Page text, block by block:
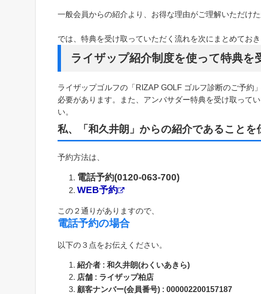
一般会員からの紹介より、お得な理由がご理解いただけた
では、特典を受け取っていただく流れを次にまとめておき
ライザップ紹介制度を使って特典を
ライザップゴルフの「RIZAP GOLF ゴルフ診断のご予約
必要があります。また、アンバサダー特典を受け取って
い。
私、「和久井朗」からの紹介であることを
予約方法は、
電話予約(0120-063-700)
WEB予約
この２通りがありますので、
電話予約の場合
以下の３点をお伝えください。
紹介者 : 和久井朗(わくいあきら)
店舗 : ライザップ柏店
顧客ナンバー(会員番号) : 000002200157187